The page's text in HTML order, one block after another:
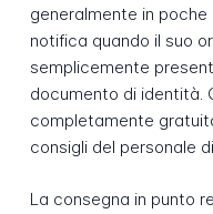
generalmente in
notifica quando il suo
semplicemente
documento di identità.
completamente
consigli del personale
La consegna in punto